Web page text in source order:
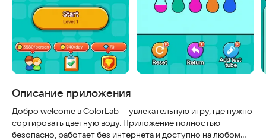
Описание приложения
Добро welcome в ColorLab — увлекательную игру, где нужно
сортировать цветную воду. Приложение полностью
безопасно, работает без интернета и доступно на любом